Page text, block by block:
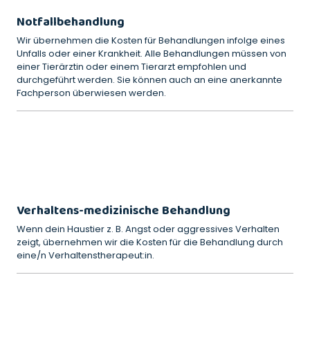
Notfallbehandlung
Wir übernehmen die Kosten für Behandlungen infolge eines
Unfalls oder einer Krankheit. Alle Behandlungen müssen von
einer Tierärztin oder einem Tierarzt empfohlen und
durchgeführt werden. Sie können auch an eine anerkannte
Fachperson überwiesen werden.
Verhaltens-medizinische Behandlung
Wenn dein Haustier z. B. Angst oder aggressives Verhalten
zeigt, übernehmen wir die Kosten für die Behandlung durch
eine/n Verhaltenstherapeut:in.